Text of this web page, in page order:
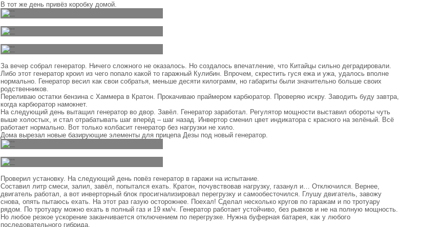
В тот же день привёз коробку домой.
За вечер собрал генератор. Ничего сложного не оказалось. Но создалось впечатление, что Китайцы сильно деградировали.
Либо этот генератор кроил из чего попало какой то гаражный Кулибин. Впрочем, скрестить гуся ежа и ужа, удалось вполне
нормально. Генератор весил как свои собратья, меньше десяти килограмм, но габариты были значительно больше своих
родственников.
Переливаю остатки бензина с Хаммера в Кратон. Прокачиваю праймером карбюратор. Проверяю искру. Заводить буду завтра,
когда карбюратор намокнет.
На следующий день вытащил генератор во двор. Завёл. Генератор заработал. Регулятор мощности выставил обороты чуть
выше холостых, и стал отрабатывать шаг вперёд – шаг назад. Инвертор сменил цвет индикатора с красного на зелёный. Всё
работает нормально. Вот только колбасит генератор без нагрузки не хило.
Дома вырезал новые базирующие элементы для прицепа Дезы под новый генератор.
Проверил установку. На следующий день повёз генератор в гаражи на испытание.
Составил литр смеси, залил, завёл, попытался ехать. Кратон, почувствовав нагрузку, газанул и… Отключился. Вернее,
двигатель работал, а вот инверторный блок просигнализировал перегрузку и самообесточился. Глушу двигатель, завожу
снова, опять пытаюсь ехать. На этот раз газую осторожнее. Поехал! Сделал несколько кругов по гаражам и по тротуару
рядом. По тротуару можно ехать в полный газ и 19 км/ч. Генератор работает устойчиво, без рывков и не на полную мощность.
Но любое резкое ускорение заканчивается отключением по перегрузке. Нужна буферная батарея, как у любого
последовательного гибрида.